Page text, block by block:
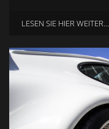
LESEN SIE HIER WEITER...